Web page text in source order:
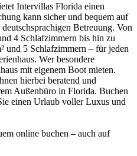
Intervillas Florida einen
kann sicher und bequem auf
Betreuung. Von
4 Schlafzimmern bis hin zu
und 5 Schlafzimmern – für jeden
Wer besondere
mit eigenem Boot mieten.
hierbei beratend und
Außenbüro in Florida. Buchen
einen Urlaub voller Luxus und